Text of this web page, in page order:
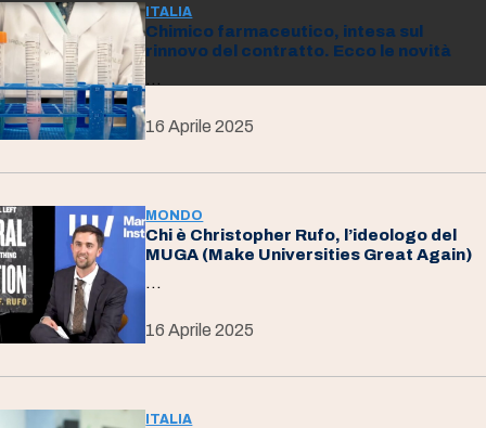
ITALIA
Chimico farmaceutico, intesa sul
rinnovo del contratto. Ecco le novità
16 Aprile 2025
MONDO
Chi è Christopher Rufo, l’ideologo del
MUGA (Make Universities Great Again)
…
16 Aprile 2025
ITALIA